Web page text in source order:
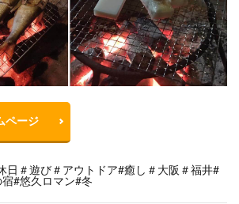
ページ
日＃遊び＃アウトドア#癒し＃大阪＃福井#
#悠久ロマン#冬